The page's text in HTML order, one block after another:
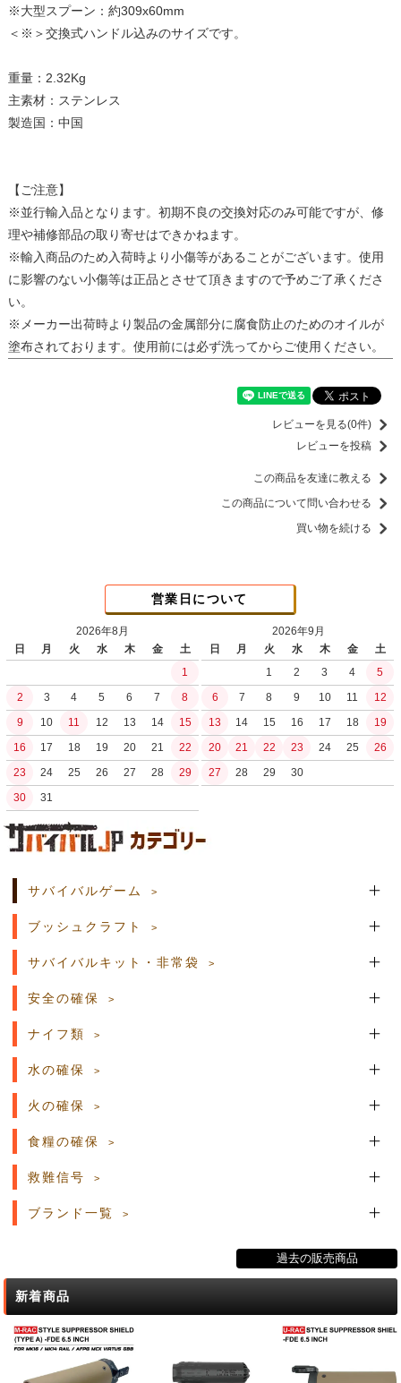
※大型スプーン：約309x60mm
＜※＞交換式ハンドル込みのサイズです。
重量：2.32Kg
主素材：ステンレス
製造国：中国
【ご注意】
※並行輸入品となります。初期不良の交換対応のみ可能ですが、修
理や補修部品の取り寄せはできかねます。
※輸入商品のため入荷時より小傷等があることがございます。使用
に影響のない小傷等は正品とさせて頂きますので予めご了承くださ
い。
※メーカー出荷時より製品の金属部分に腐食防止のためのオイルが
塗布されております。使用前には必ず洗ってからご使用ください。
レビューを見る(0件)
レビューを投稿
この商品を友達に教える
この商品について問い合わせる
買い物を続ける
営業日について
2026年8月
日
月 火 水 木 金
土
1
2
3 4 5 6 7
8
9
10 11 12 13 14
15
16
17 18 19 20 21
22
23
24 25 26 27 28
29
30
31
2026年9月
日
月 火 水 木 金
土
1
2 3 4
5
6
7 8 9 10 11
12
13
14 15 16 17 18
19
20
21 22 23 24 25
26
27
28 29 30
土日祝日の商品発送はございません。
サバイバルゲーム
ブッシュクラフト
サバイバルキット・非常袋
安全の確保
ナイフ類
水の確保
火の確保
食糧の確保
救難信号
ブランド一覧
過去の販売商品
新着商品